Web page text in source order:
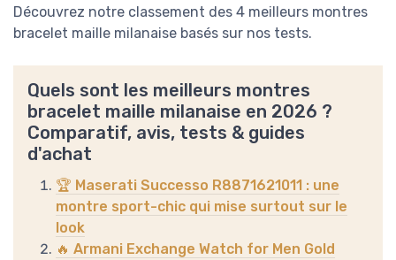
Découvrez notre classement des 4 meilleurs montres
bracelet maille milanaise basés sur nos tests.
Quels sont les meilleurs montres
bracelet maille milanaise en 2026 ?
Comparatif, avis, tests & guides
d'achat
🏆 Maserati Successo R8871621011 : une
montre sport-chic qui mise surtout sur le
look
🔥 Armani Exchange Watch for Men Gold